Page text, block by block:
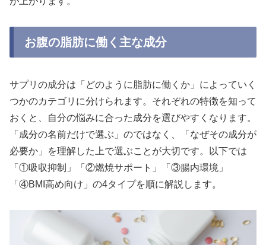
お腹の脂肪に働く主な成分
サプリの成分は「どのように脂肪に働くか」によっていく
つかのカテゴリに分けられます。それぞれの特徴を知って
おくと、自分の悩みに合った成分を選びやすくなります。
「成分の名前だけで選ぶ」のではなく、「なぜその成分が
必要か」を理解した上で選ぶことが大切です。以下では
「①吸収抑制」「②燃焼サポート」「③腸内環境」
「④BMI高め向け」の4タイプを順に解説します。